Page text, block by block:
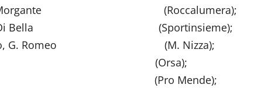
1 rig., Morgante (Roccalumera);
Cicala, Di Bella (Sportinsieme);
Romeo, G. Romeo (M. Nizza);
(Orsa);
, Rocco (Pro Mende);